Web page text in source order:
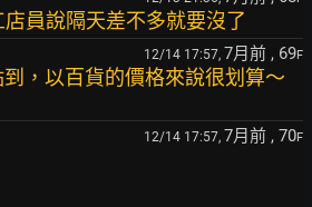
員說隔天差不多就要沒了
12/14 17:57, 7月前 , 69F
，以百貨的價格來說很划算～
12/14 17:57, 7月前 , 70F